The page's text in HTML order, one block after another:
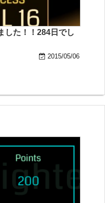
した！！284日でし
2015/05/06